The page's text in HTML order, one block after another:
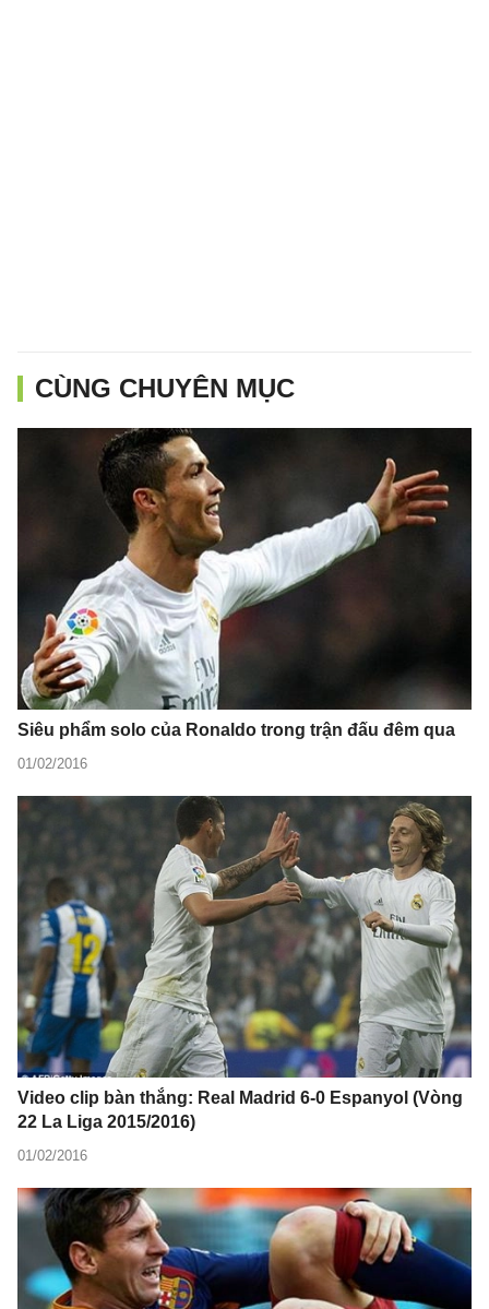
CÙNG CHUYÊN MỤC
Siêu phẩm solo của Ronaldo trong trận đấu đêm qua
01/02/2016
Video clip bàn thắng: Real Madrid 6-0 Espanyol (Vòng
22 La Liga 2015/2016)
01/02/2016